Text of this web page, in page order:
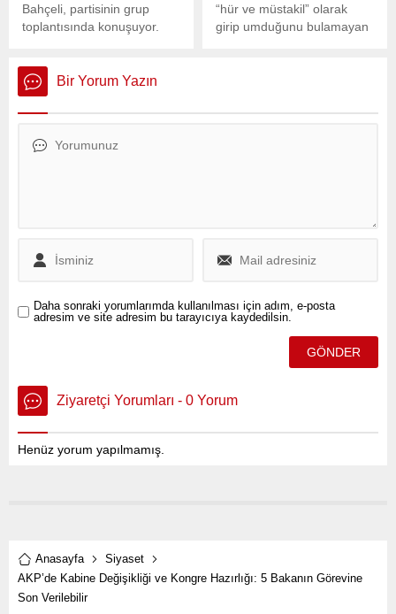
Bahçeli, partisinin grup
toplantısında konuşuyor.
“hür ve müstakil” olarak
girip umduğunu bulamayan
Bir Yorum Yazın
Daha sonraki yorumlarımda kullanılması için adım, e-posta
adresim ve site adresim bu tarayıcıya kaydedilsin.
Ziyaretçi Yorumları - 0 Yorum
Henüz yorum yapılmamış.
Anasayfa
Siyaset
AKP’de Kabine Değişikliği ve Kongre Hazırlığı: 5 Bakanın Görevine
Son Verilebilir